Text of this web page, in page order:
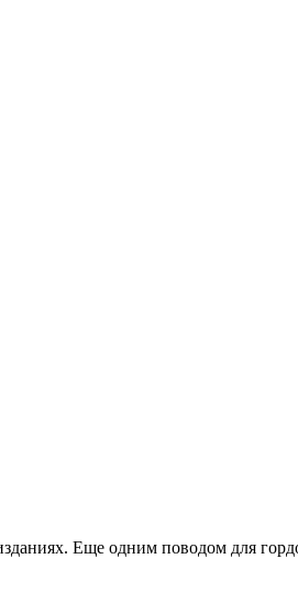
Еще одним поводом для